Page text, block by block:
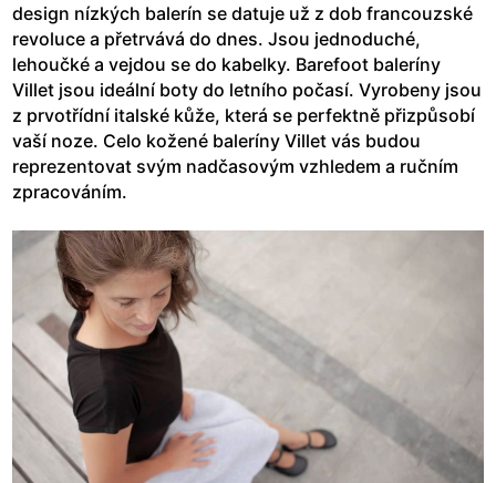
design nízkých balerín se datuje už z dob francouzské
revoluce a přetrvává do dnes. Jsou jednoduché,
lehoučké a vejdou se do kabelky. Barefoot baleríny
Villet jsou ideální boty do letního počasí. Vyrobeny jsou
z prvotřídní italské kůže, která se perfektně přizpůsobí
vaší noze. Celo kožené baleríny Villet vás budou
reprezentovat svým nadčasovým vzhledem a ručním
zpracováním.